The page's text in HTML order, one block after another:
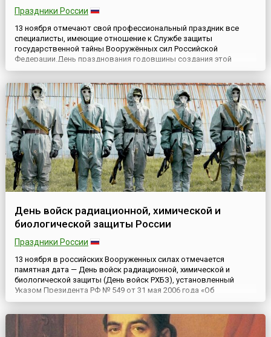
Праздники России
13 ноября отмечают свой профессиональный праздник все
специалисты, имеющие отношение к Службе защиты
государственной тайны Вооружённых сил Российской
Федерации.День празднования годовщины создания этой
Службы установлен Приказом Министра обороны РФ от 18
Положения о Министерстве обороны РФ, утверждённого
Указом Президента России от 16 а...
День войск радиационной, химической и
биологической защиты России
Праздники России
13 ноября в российских Вооруженных силах отмечается
памятная дата — День войск радиационной, химической и
биологической защиты (День войск РХБЗ), установленный
Указом Президента РФ № 549 от 31 мая 2006 года «Об
установлении профессиональных праздников и памятных дней
армии ещё в период Первой мировой войны (1914-1918), когда
воюющие го...